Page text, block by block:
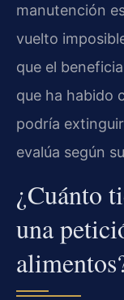
manutención
vuelto
que el
que ha habido
podría
evalúa según
¿Cuánto
una